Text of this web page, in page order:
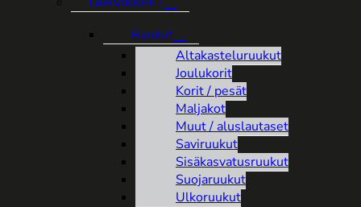
Ruukut
Altakasteluruukut
Joulukorit
Korit / pesät
Maljakot
Muut / aluslautaset
Saviruukut
Sisäkasvatusruukut
Suojaruukut
Ulkoruukut